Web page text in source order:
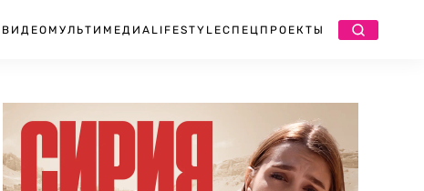
ВИДЕО МУЛЬТИМЕДИА LIFESTYLEСПЕЦПРОЕКТЫ